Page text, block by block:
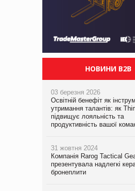
НОВИНИ B2B
03 березня 2026
Освітній бенефіт як
утримання талантів: як
підвищує лояльність та
продуктивність вашої
31 жовтня 2024
Компанія Rarog Tactical
презентувала надлегкі
бронеплити